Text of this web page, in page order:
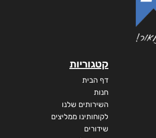
קטגוריות
דף הבית
חנות
השירותים שלנו
לקוחותינו ממליצים
שידורים